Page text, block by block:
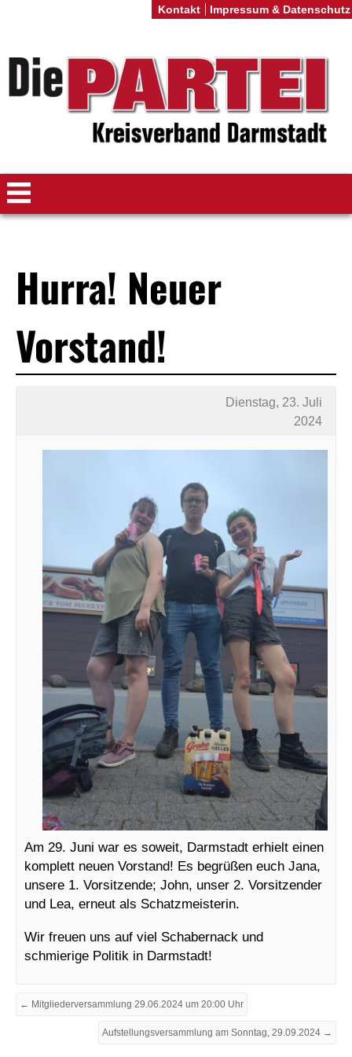
Hurra! Neuer
Vorstand!
Dienstag, 23. Juli
2024
Am 29. Juni war es soweit, Darmstadt erhielt einen
komplett neuen Vorstand! Es begrüßen euch Jana,
unsere 1. Vorsitzende; John, unser 2. Vorsitzender
und Lea, erneut als Schatzmeisterin.
Wir freuen uns auf viel Schabernack und
schmierige Politik in Darmstadt!
← Mitgliederversammlung 29.06.2024 um 20:00 Uhr
Aufstellungsversammlung am Sonntag, 29.09.2024 →
Kontakt Impressum & Datenschutz